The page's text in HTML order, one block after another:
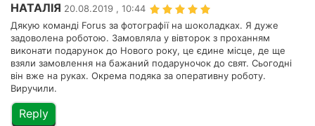
НАТАЛІЯ 20.08.2019 , 10:44
Дякую команді Forus за фотографії на шоколадках. Я дуже
задоволена роботою. Замовляла у вівторок з проханням
виконати подарунок до Нового року, це єдине місце, де ще
взяли замовлення на бажаний подаруночок до свят. Сьогодні
він вже на руках. Окрема подяка за оперативну роботу.
Виручили.
Reply